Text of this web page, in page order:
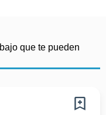
que te pueden